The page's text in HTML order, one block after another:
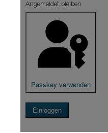
Angemeldet bleiben
Passkey verwenden
Einloggen